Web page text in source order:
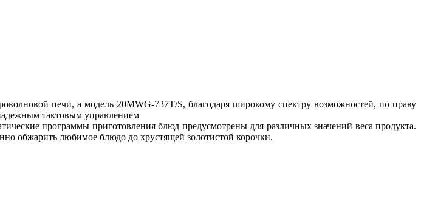
печи, а модель 20MWG-737T/S, благодаря широкому спектру возможностей, по праву
тактовым управлением
программы приготовления блюд предусмотрены для различных значений веса продукта.
обжарить любимое блюдо до хрустящей золотистой корочки.